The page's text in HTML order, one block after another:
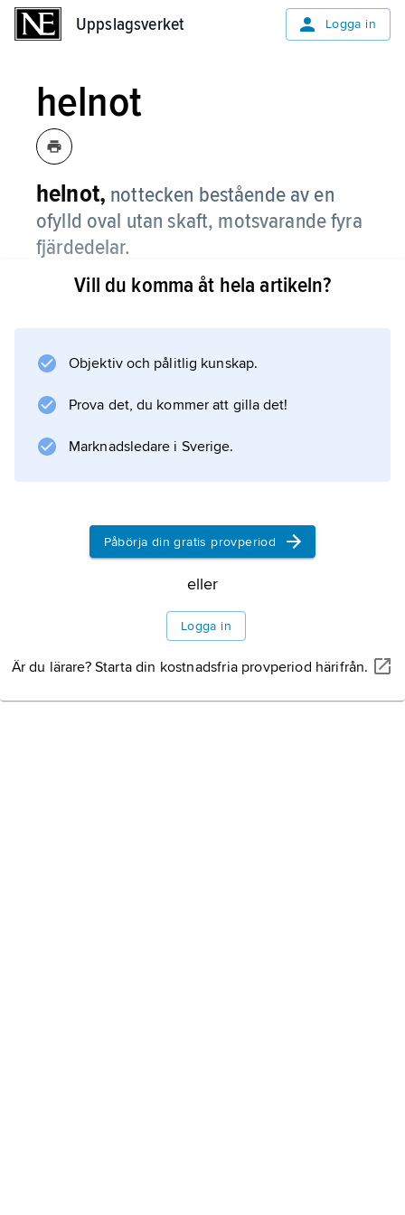
Uppslagsverket Logga in
helnot
helnot, nottecken bestående av en
ofylld oval utan skaft, motsvarande fyra
fjärdedelar.
Vill du komma åt hela artikeln?
Objektiv och pålitlig kunskap.
Prova det, du kommer att gilla det!
Marknadsledare i Sverige.
Påbörja din gratis provperiod
eller
Logga in
Är du lärare? Starta din kostnadsfria provperiod härifrån.